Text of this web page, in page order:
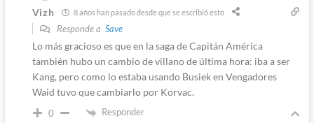
Vizh 8 años han pasado desde que se escribió esto
Responde a Save
Lo más gracioso es que en la saga de Capitán América
también hubo un cambio de villano de última hora: iba a ser
Kang, pero como lo estaba usando Busiek en Vengadores
Waid tuvo que cambiarlo por Korvac.
0 Responder